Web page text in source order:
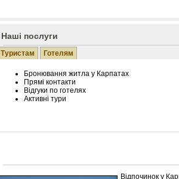
Наші послуги
Туристам Готелям
Бронювання житла у Карпатах
Прямі контакти
Відгуки по готелях
Активні тури
Лічільник відвідувачів
Відпочинок у